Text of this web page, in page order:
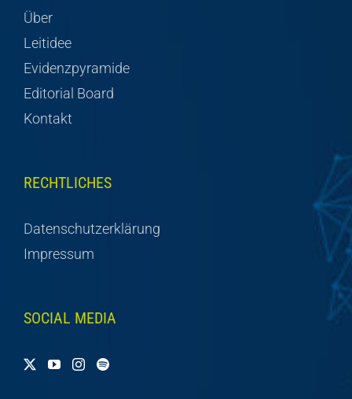
Über
Leitidee
Evidenzpyramide
Editorial Board
Kontakt
RECHTLICHES
Datenschutzerklärung
Impressum
SOCIAL MEDIA